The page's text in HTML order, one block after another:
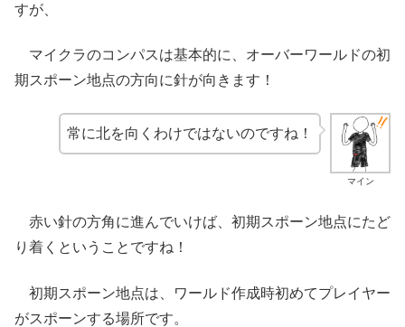
すが、
マイクラのコンパスは基本的に、オーバーワールドの初
期スポーン地点の方向に針が向きます！
マイン
常に北を向くわけではないのですね！
赤い針の方角に進んでいけば、初期スポーン地点にたど
り着くということですね！
初期スポーン地点は、ワールド作成時初めてプレイヤー
がスポーンする場所です。